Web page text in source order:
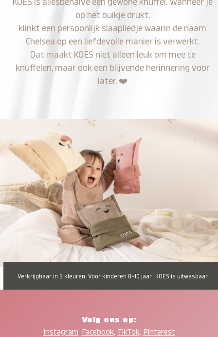
KOES is allesbehalve een gewone knuffel. Wanneer je
op het buikje drukt,
klinkt een persoonlijk slaapliedje waarin de naam
Chelsea op een liefdevolle manier is verwerkt.
Dat maakt KOES niet alleen leuk om mee te
knuffelen, maar ook een blijvende herinnering voor
later. ❤️
Verkrijgbaar in 3 kleuren Voor kinderen 0-10 jaar KOES is uitwasbaar
Volg ons op:
Instagram, Facebook, TikTok, Pinterest